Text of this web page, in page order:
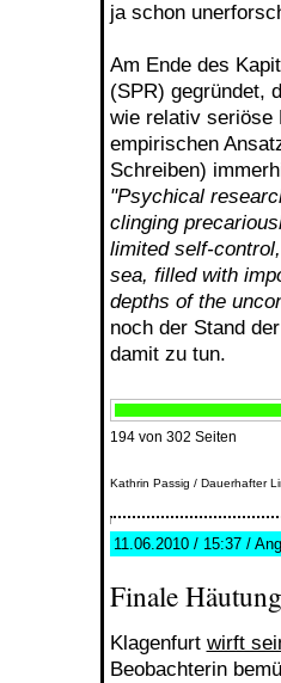
ja schon
Am Ende des
(SPR) gegründet,
wie relativ seriöse
empirischen
Schreiben)
"Psychical
clinging
limited self-
sea, filled with
depths of the
noch der Stand
damit zu tun.
194 von 302 Seiten
Kathrin Passig / Dauerhafter
11.06.2010 / 15:37 /
Finale Häutung
Klagenfurt wirft
Beobachterin